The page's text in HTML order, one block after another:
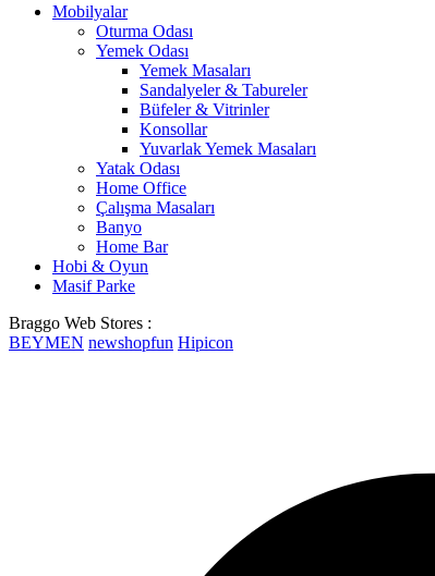
Mobilyalar
Oturma Odası
Yemek Odası
Yemek Masaları
Sandalyeler & Tabureler
Büfeler & Vitrinler
Konsollar
Yuvarlak Yemek Masaları
Yatak Odası
Home Office
Çalışma Masaları
Banyo
Home Bar
Hobi & Oyun
Masif Parke
Braggo Web Stores :
BEYMEN newshopfun Hipicon